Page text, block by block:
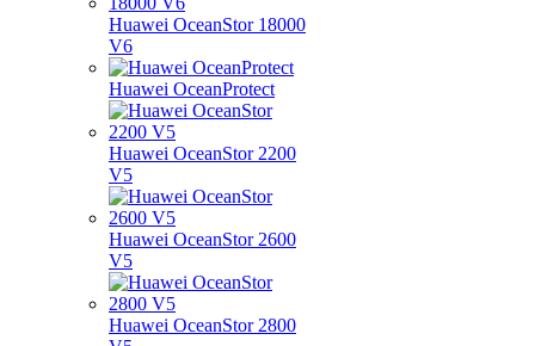
Huawei OceanStor 18000
V6
Huawei OceanProtect
Huawei OceanStor 2200
V5
Huawei OceanStor 2600
V5
Huawei OceanStor 2800